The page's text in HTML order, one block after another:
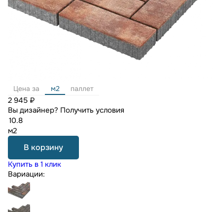
Цена за м2 паллет
2 945 ₽
Вы дизайнер? Получить условия
м2
В корзину
Купить в 1 клик
Вариации: